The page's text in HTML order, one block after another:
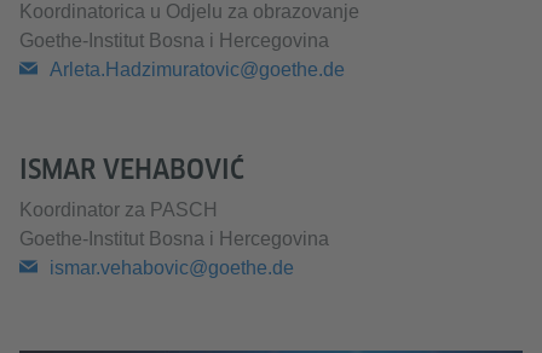
Koordinatorica u Odjelu za obrazovanje
Goethe-Institut Bosna i Hercegovina
Arleta.Hadzimuratovic@goethe.de
ISMAR VEHABOVIĆ
Koordinator za PASCH
Goethe-Institut Bosna i Hercegovina
ismar.vehabovic@goethe.de